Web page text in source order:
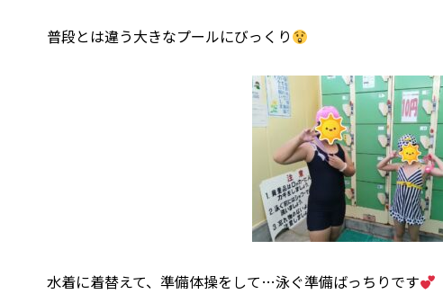
普段とは違う大きなプールにびっくり
水着に着替えて、準備体操をして…泳ぐ準備ばっちりです